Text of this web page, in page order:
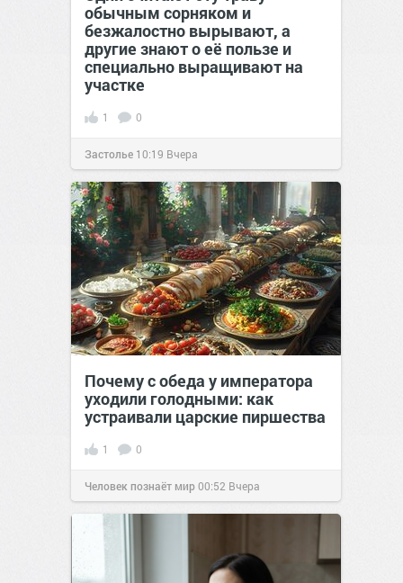
обычным сорняком и
безжалостно вырывают, а
другие знают о её пользе и
специально выращивают на
участке
1 0
Застолье 10:19 Вчера
Почему с обеда у императора
уходили голодными: как
устраивали царские пиршества
1 0
Человек познаёт мир00:52 Вчера